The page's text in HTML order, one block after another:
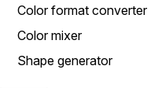
Color format converter
Color mixer
Shape generator